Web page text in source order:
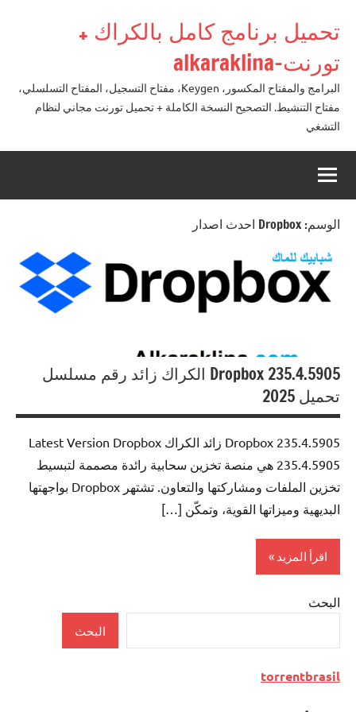
تحميل برنامج كامل بالكراك +
تورنت-alkaraklina
البرامج والمفتاح المكسور، Keygen، مفتاح التسجيل، المفتاح التسلسلي،
مفتاح التنشيط. التصحيح النسخة الكاملة + تحميل تورنت مجاني لنظام
التشغي
الوسم:Dropbox احدث اصدار
Dropbox 235.4.5905 الكراك زائد رقم مسلسل
تحميل 2025
Dropbox 235.4.5905 زائد الكراك Latest Version Dropbox
235.4.5905 هي منصة تخزين سحابية رائدة مصممة لتبسيط
تخزين الملفات ومشاركتها والتعاون. تشتهر Dropbox بواجهتها
البديهية وميزاتها القوية، وتمكّن […]
اقرأ المزيد
Internet
البحث
البحث
torrentbrasil